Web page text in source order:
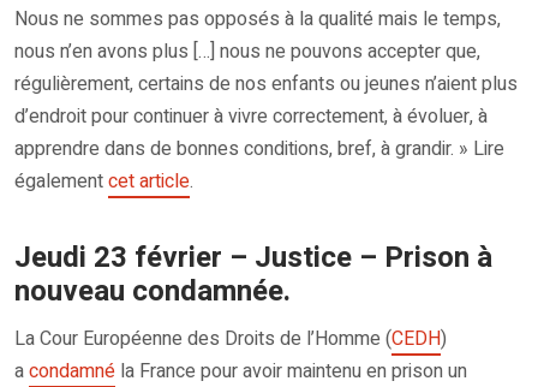
Nous ne sommes pas opposés à la qualité mais le temps,
nous n’en avons plus […] nous ne pouvons accepter que,
régulièrement, certains de nos enfants ou jeunes n’aient plus
d’endroit pour continuer à vivre correctement, à évoluer, à
apprendre dans de bonnes conditions, bref, à grandir. » Lire
égalementcet article.
Jeudi 23 février – Justice – Prison à
nouveau condamnée.
La Cour Européenne des Droits de l’Homme (CEDH)
acondamné la France pour avoir maintenu en prison un